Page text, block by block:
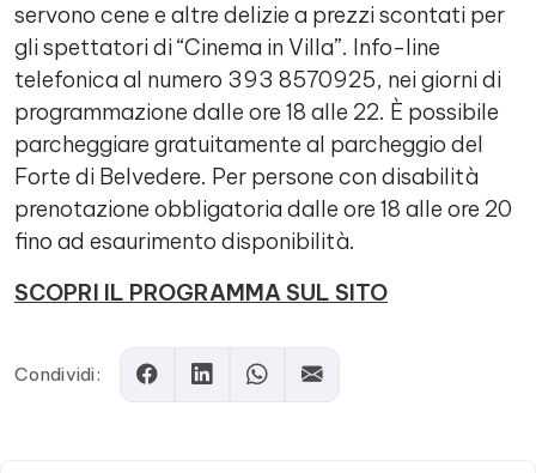
servono cene e altre delizie a prezzi scontati per
gli spettatori di “Cinema in Villa”. Info-line
telefonica al numero 393 8570925, nei giorni di
programmazione dalle ore 18 alle 22. È possibile
parcheggiare gratuitamente al parcheggio del
Forte di Belvedere. Per persone con disabilità
prenotazione obbligatoria dalle ore 18 alle ore 20
fino ad esaurimento disponibilità.
SCOPRI IL PROGRAMMA SUL SITO
Condividi: